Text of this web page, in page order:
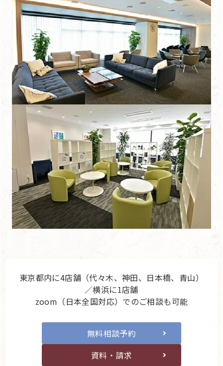
東京都内に4店舗（代々木、神田、日本橋、青山）
／横浜に1店舗
zoom（日本全国対応）でのご相談も可能
無料相談予約
資料・請求